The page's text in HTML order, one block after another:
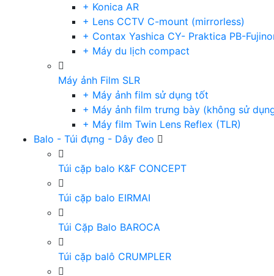
+ Konica AR
+ Lens CCTV C-mount (mirrorless)
+ Contax Yashica CY- Praktica PB-
+ Máy du lịch compact
Máy ảnh Film SLR
+ Máy ảnh film sử dụng tốt
+ Máy ảnh film trưng bày (không sử
+ Máy film Twin Lens Reflex (TLR)
Balo - Túi đựng - Dây đeo
Túi cặp balo K&F CONCEPT
Túi cặp balo EIRMAI
Túi Cặp Balo BAROCA
Túi cặp balô CRUMPLER